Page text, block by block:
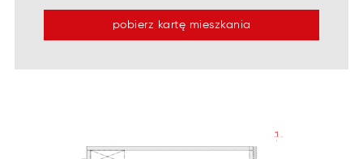
pobierz kartę mieszkania